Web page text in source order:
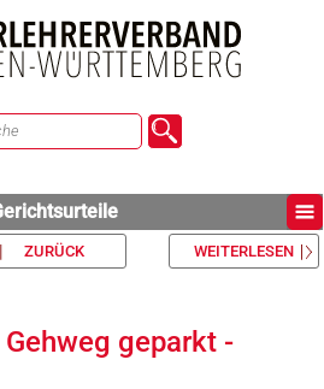
ZURÜCK WEITERLESEN
geparkt -